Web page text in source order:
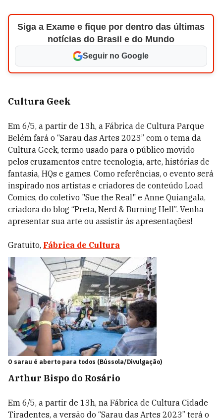
Siga a Exame e fique por dentro das últimas
notícias do Brasil e do Mundo
Seguir no Google
Cultura Geek
Em 6/5, a partir de 13h, a Fábrica de Cultura Parque
Belém fará o “Sarau das Artes 2023” com o tema da
Cultura Geek, termo usado para o público movido
pelos cruzamentos entre tecnologia, arte, histórias de
fantasia, HQs e games. Como referências, o evento será
inspirado nos artistas e criadores de conteúdo Load
Comics, do coletivo "Sue the Real" e Anne Quiangala,
criadora do blog “Preta, Nerd & Burning Hell”. Venha
apresentar sua arte ou assistir às apresentações!
Gratuito, Fábrica de Cultura
O sarau é aberto para todos (Bússola/Divulgação)
Arthur Bispo do Rosário
Em 6/5, a partir de 13h, na Fábrica de Cultura Cidade
Tiradentes, a versão do “Sarau das Artes 2023” terá o